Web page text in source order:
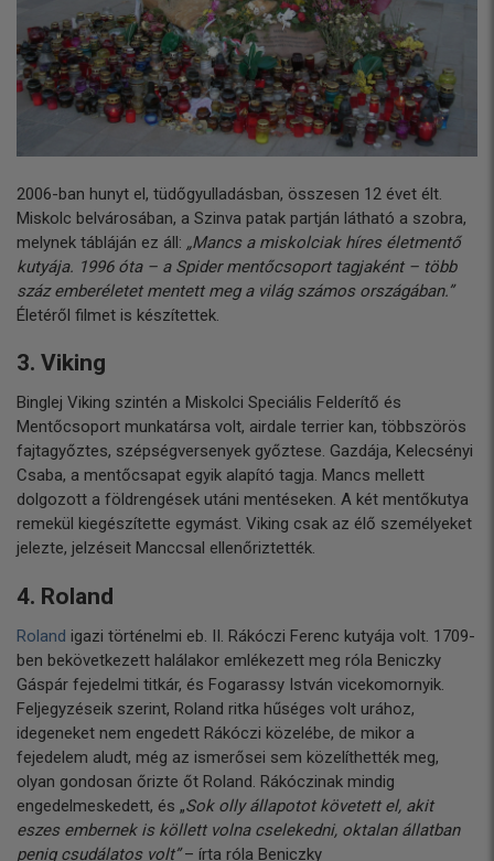
2006-ban hunyt el, tüdőgyulladásban, összesen 12 évet élt.
Miskolc belvárosában, a Szinva patak partján látható a szobra,
melynek tábláján ez áll: „Mancs a miskolciak híres életmentő
kutyája. 1996 óta – a Spider mentőcsoport tagjaként – több
száz emberéletet mentett meg a világ számos országában.”
Életéről filmet is készítettek.
3. Viking
Binglej Viking szintén a Miskolci Speciális Felderítő és
Mentőcsoport munkatársa volt, airdale terrier kan, többszörös
fajtagyőztes, szépségversenyek győztese. Gazdája, Kelecsényi
Csaba, a mentőcsapat egyik alapító tagja. Mancs mellett
dolgozott a földrengések utáni mentéseken. A két mentőkutya
remekül kiegészítette egymást. Viking csak az élő személyeket
jelezte, jelzéseit Manccsal ellenőriztették.
4. Roland
Roland igazi történelmi eb. II. Rákóczi Ferenc kutyája volt. 1709-
ben bekövetkezett halálakor emlékezett meg róla Beniczky
Gáspár fejedelmi titkár, és Fogarassy István vicekomornyik.
Feljegyzéseik szerint, Roland ritka hűséges volt urához,
idegeneket nem engedett Rákóczi közelébe, de mikor a
fejedelem aludt, még az ismerősei sem közelíthették meg,
olyan gondosan őrizte őt Roland. Rákóczinak mindig
engedelmeskedett, és „Sok olly állapotot követett el, akit
eszes embernek is köllett volna cselekedni, oktalan állatban
penig csudálatos volt”– írta róla Beniczky